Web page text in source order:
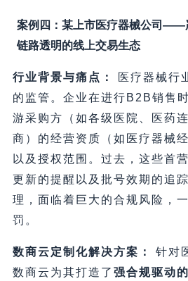
案例四：某上市医疗器械公司——
链路透明的线上交易生态
行业背景与痛点：
医疗器械行
的监管。企业在进行B2B销售
游采购方（如各级医院、医药
商）的经营资质（如医疗器械
以及授权范围。过去，这些首
更新的提醒以及批号效期的追
理，面临着巨大的合规风险，
罚。
数商云定制化解决方案：
针对
数商云为其打造了 强合规驱动